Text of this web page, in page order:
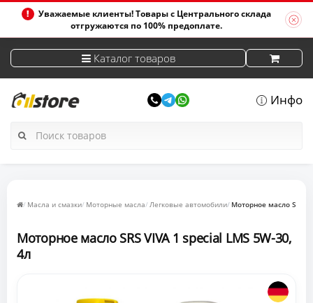
Уважаемые клиенты! Товары с Центрального склада
отгружаются по 100% предоплате.
Каталог товаров
Инфо
Масла и смазки Моторные масла Легковые автомобили Моторное масло SRS
Моторное масло SRS VIVA 1 special LMS 5W-30,
4л